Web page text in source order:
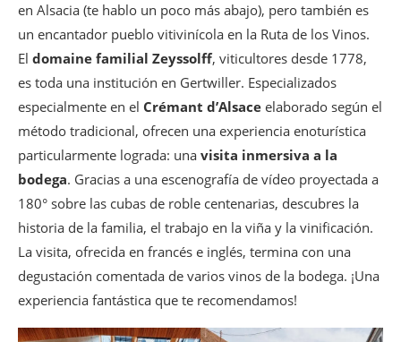
en Alsacia (te hablo un poco más abajo), pero también es
un encantador pueblo vitivinícola en la Ruta de los Vinos.
El domaine familial Zeyssolff, viticultores desde 1778,
es toda una institución en Gertwiller. Especializados
especialmente en el Crémant d’Alsace elaborado según el
método tradicional, ofrecen una experiencia enoturística
particularmente lograda: una visita inmersiva a la
bodega. Gracias a una escenografía de vídeo proyectada a
180° sobre las cubas de roble centenarias, descubres la
historia de la familia, el trabajo en la viña y la vinificación.
La visita, ofrecida en francés e inglés, termina con una
degustación comentada de varios vinos de la bodega. ¡Una
experiencia fantástica que te recomendamos!